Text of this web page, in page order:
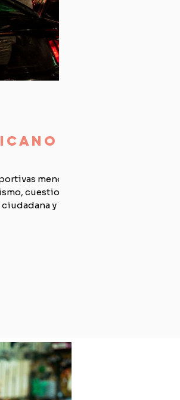
menores,
cuestiona
y la